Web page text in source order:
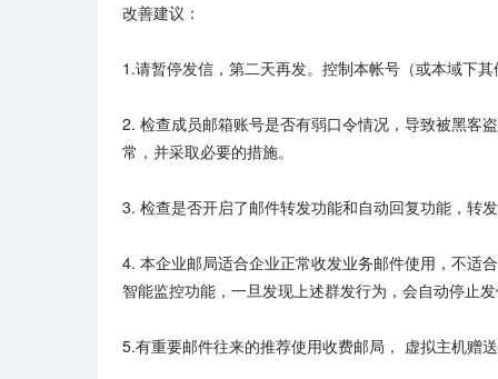
改善建议：
1.请暂停发信，第二天再发。控制本帐号（或本域下
2. 检查成员邮箱账号是否有弱口令情况，导致被黑客
常，并采取必要的措施。
3. 检查是否开启了邮件转发功能和自动回复功能，转
4. 本企业邮局适合企业正常收发业务邮件使用，不适
智能监控功能，一旦发现上述群发行为，会自动停止
5.有重要邮件往来的推荐使用收费邮局， 虚拟主机赠